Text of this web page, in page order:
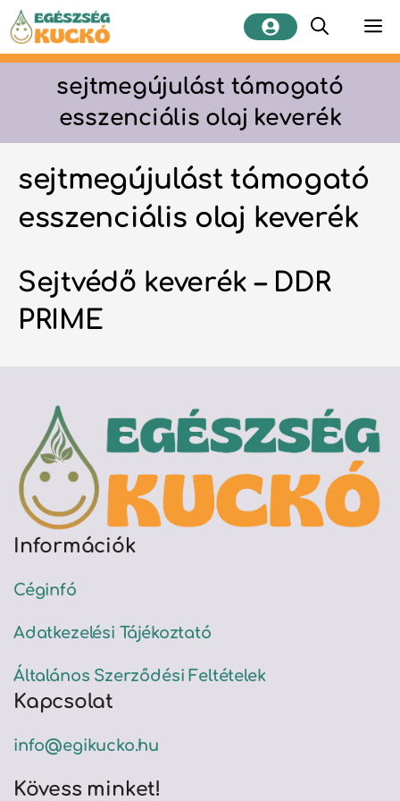
Kilépés
tartalomba
sejtmegújulást támogató
esszenciális olaj keverék
sejtmegújulást támogató
esszenciális olaj keverék
Sejtvédő keverék – DDR
PRIME
Információk
Céginfó
Adatkezelési Tájékoztató
Általános Szerződési Feltételek
Kapcsolat
info@egikucko.hu
Kövess minket!